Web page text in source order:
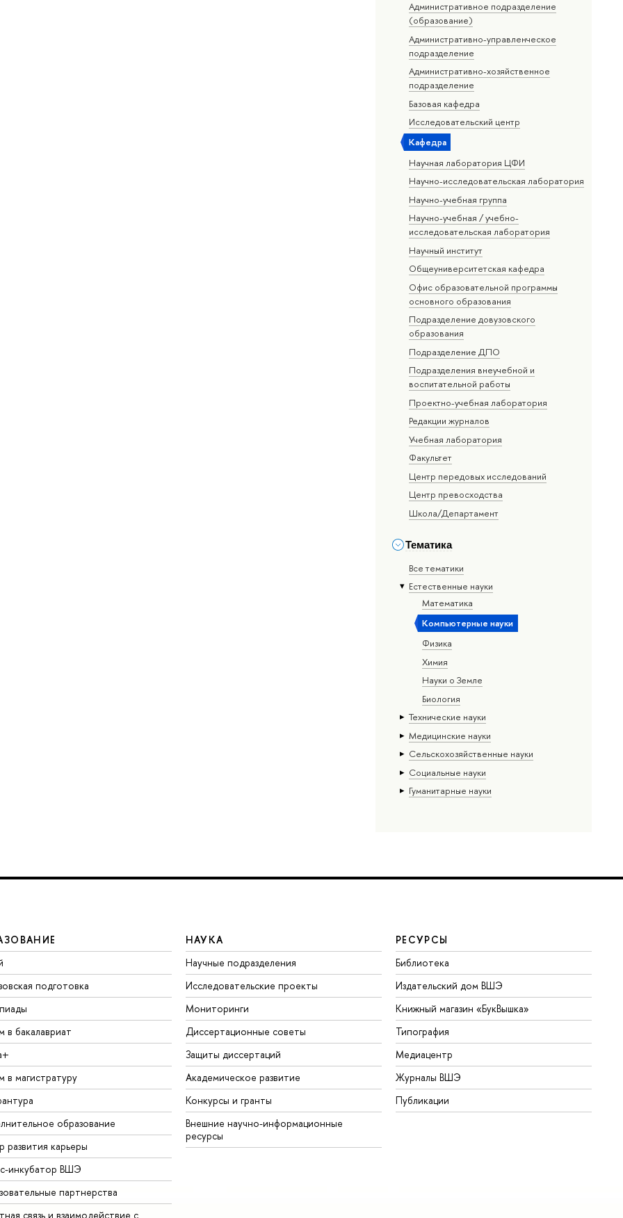
Административное подразделение
(образование)
Административно-управленческое
подразделение
Административно-хозяйственное
подразделение
Базовая кафедра
Исследовательский центр
Кафедра
Научная лаборатория ЦФИ
Научно-исследовательская лаборатория
Научно-учебная группа
Научно-учебная / учебно-
исследовательская лаборатория
Научный институт
Общеуниверситетская кафедра
Офис образовательной программы
основного образования
Подразделение довузовского
образования
Подразделение ДПО
Подразделения внеучебной и
воспитательной работы
Проектно-учебная лаборатория
Редакции журналов
Учебная лаборатория
Факультет
Центр передовых исследований
Центр превосходства
Школа/Департамент
Тематика
Все тематики
Естественные науки
Математика
Компьютерные науки
Физика
Химия
Науки о Земле
Биология
Тех­ничес­кие науки
Медицинские науки
Сельскохозяйственные науки
Социальные науки
Гуманитарные науки
подготовка
в бакалавриат
в магистратуру
образование
развития карьеры
инкубатор ВШЭ
партнерства
связь и взаимодействие с
НАУКА
Научные подразделения
Исследовательские проекты
Мониторинги
Диссертационные советы
Защиты диссертаций
Академическое развитие
Конкурсы и гранты
Внешние научно-информационные
ресурсы
РЕСУРСЫ
Библиотека
Издательский дом ВШЭ
Книжный магазин «БукВышка»
Типография
Медиацентр
Журналы ВШЭ
Публикации